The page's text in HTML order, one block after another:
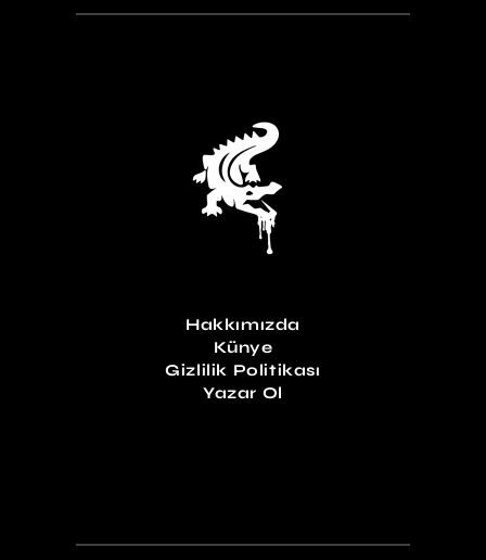
Hakkımızda
Künye
Gizlilik Politikası
Yazar Ol